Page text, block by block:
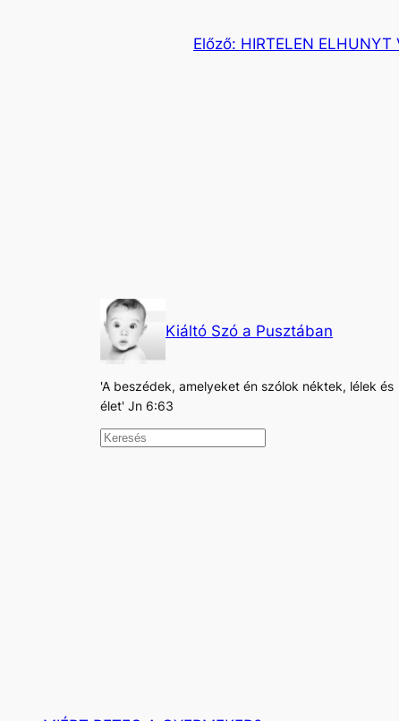
Előző: HIRTELEN ELHUNYT
Kiáltó Szó a Pusztában
'A beszédek, amelyeket én szólok néktek, lélek és
élet' Jn 6:63
K